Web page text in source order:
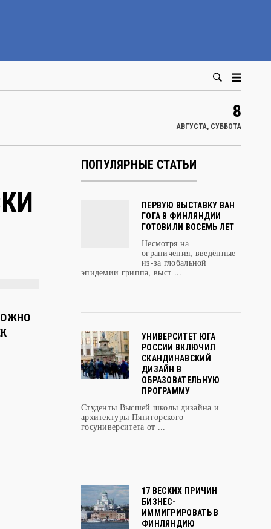
8
АВГУСТА, СУББОТА
ПОПУЛЯРНЫЕ СТАТЬИ
ПЕРВУЮ ВЫСТАВКУ ВАН
ГОГА В ФИНЛЯНДИИ
ГОТОВИЛИ ВОСЕМЬ ЛЕТ
Несмотря на
ограничения, введённые
из-за глобальной
эпидемии гриппа, выст ...
УНИВЕРСИТЕТ ЮГА
РОССИИ ВКЛЮЧИЛ
СКАНДИНАВСКИЙ
ДИЗАЙН В
ОБРАЗОВАТЕЛЬНУЮ
ПРОГРАММУ
Студенты Высшей школы дизайна и
архитектуры Пятигорского
госуниверситета от ...
17 ВЕСКИХ ПРИЧИН
БИЗНЕС-
ИММИГРИРОВАТЬ В
ФИНЛЯНДИЮ